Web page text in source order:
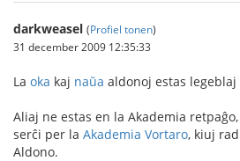
darkweasel (Profiel tonen)
31 december 2009 12:35:33
La oka kaj naŭa aldonoj estas
Aliaj ne estas en la Akademia
serĉi per la Akademia Vortaro, kiuj
Aldono.